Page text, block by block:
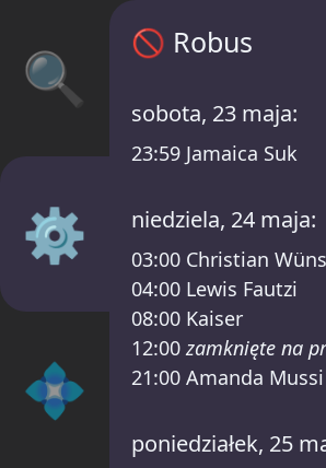
🔍
⚙️
💠
Robus harmonogram –
🚫 Robus
sobota, 23 maja:
23:59 Jamaica Suk
niedziela, 24 maja:
03:00 Christian
04:00 Lewis Fautzi
08:00 Kaiser
12:00zamknięte na
21:00 Amanda Mussi
poniedziałek, 25